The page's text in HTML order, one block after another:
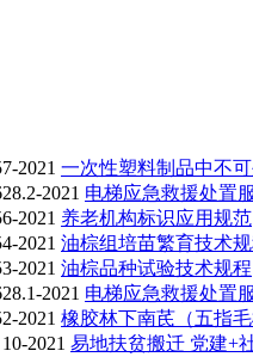
2021 一次性塑料制品中不
2021 电梯应急救援处置
2021 养老机构标识应用规范
2021 油棕组培苗繁育技术
2021 油棕品种试验技术规程
2021 电梯应急救援处置
2021 橡胶林下南芪（五指
2021 易地扶贫搬迁 党建+